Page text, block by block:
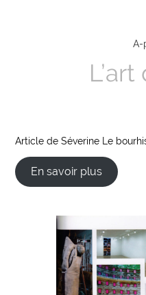
A-
Article de Séverine Le
En savoir plus